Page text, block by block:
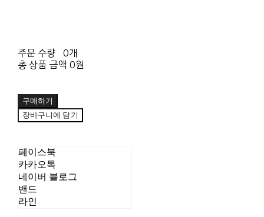
주문 수량
0개
총 상품 금액 0원
구매하기
장바구니에 담기
페이스북
카카오톡
네이버 블로그
밴드
라인